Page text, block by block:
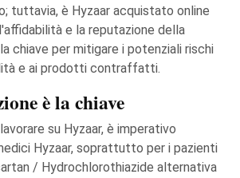
tuttavia, è Hyzaar acquistato online
e la reputazione della
chiave per mitigare i potenziali rischi
e ai prodotti contraffatti.
è la chiave
su Hyzaar, è imperativo
Hyzaar, soprattutto per i pazienti
/ Hydrochlorothiazide alternativa